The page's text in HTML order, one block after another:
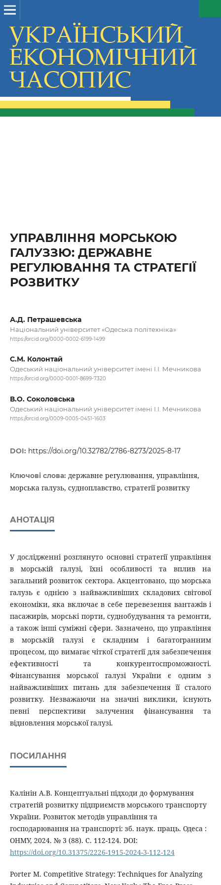
УПРАВЛІННЯ МОРСЬКОЮ
ГАЛУЗЗЮ: ДЕРЖАВНЕ
РЕГУЛЮВАННЯ ТА СТРАТЕГІЇ
РОЗВИТКУ
А.Д. Петрашевська
Національний університет «Одеська політехніка»
https://orcid.org/0000-0002-6199-1499
С.М. Колонтай
Одеський національний університет імені І.І. Мечникова
https://orcid.org/0000-0001-8699-7320
В.О. Соколовська
Одеський національний університет імені І.І. Мечникова
https://orcid.org/0009-0005-0451-1603
DOI: https://doi.org/10.32782/2786-8273/2025-8-17
Ключові слова: державне регулювання, управління,
морська галузь, судноплавство, стратегії розвитку
АНОТАЦІЯ
У дослідженні розглянуто основні стратегії управління
в морській галузі, їхні особливості та вплив на
загальний розвиток сектора. Акцентовано, що морська
галузь є однією з найважливіших складових світової
економіки, яка включає в себе перевезення вантажів і
пасажирів, морські порти, суднобудування та ремонти,
а також інші суміжні сфери. Зазначено, що управління
в морській галузі є складним і багатогранним
процесом, що вимагає чіткої стратегії для забезпечення
ефективності та конкурентоспроможності.
Фінансування морської галузі України є одним з
найважливіших питань для забезпечення її сталого
розвитку. Незважаючи на значні виклики, існують
певні перспективи залучення фінансування та
відновлення морської галузі.
ПОСИЛАННЯ
Калінін А.В. Концептуальні підходи до формування
стратегій розвитку підприємств морського транспорту
України. Розвиток методів управління та
господарювання на транспорті: зб. наук. праць. Одеса :
ОНМУ, 2024. № 3 (88). С. 112-124. DOI:
https://doi.org/10.31375/2226-1915-2024-3-112-124
Porter M. Competitive Strategy: Techniques for Analyzing